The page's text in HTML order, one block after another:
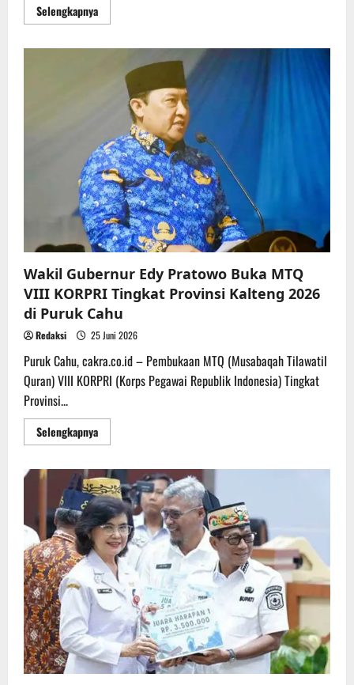
SelengkapnyaRead
more
VIII
Kalteng
Resmi
Ditutup,
Murung
Sabet
Juara
Umum
Wakil Gubernur Edy Pratowo Buka MTQ
VIII KORPRI Tingkat Provinsi Kalteng 2026
di Puruk Cahu
Redaksi 25 Juni 2026
Puruk Cahu, cakra.co.id – Pembukaan MTQ (Musabaqah Tilawatil
Quran) VIII KORPRI (Korps Pegawai Republik Indonesia) Tingkat
Provinsi...
SelengkapnyaRead
more
Gubernur
Edy
Pratowo
Buka
MTQ
VIII
KORPRI
Tingkat
Provinsi
Kalteng
2026
di
Puruk
Cahu